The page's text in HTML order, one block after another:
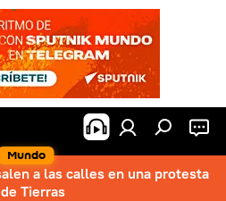
Mundo
a las calles en una protesta
Tierras